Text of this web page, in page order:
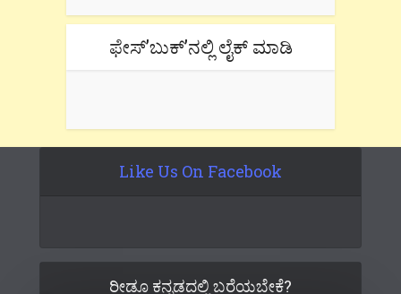
ಫೇಸ್’ಬುಕ್’ನಲ್ಲಿ ಲೈಕ್ ಮಾಡಿ
Like Us On Facebook
ರೀಡೂ ಕನ್ನಡದಲ್ಲಿ ಬರೆಯಬೇಕೆ?